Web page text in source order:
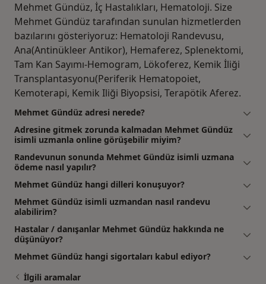
Mehmet Gündüz, İç Hastalıkları, Hematoloji. Size
Mehmet Gündüz tarafından sunulan hizmetlerden
bazılarını gösteriyoruz: Hematoloji Randevusu,
Ana(Antinükleer Antikor), Hemaferez, Splenektomi,
Tam Kan Sayımı-Hemogram, Lökoferez, Kemik İliği
Transplantasyonu(Periferik Hematopoiet,
Kemoterapi, Kemik Iliği Biyopsisi, Terapötik Aferez.
Mehmet Gündüz adresi nerede?
Adresine gitmek zorunda kalmadan Mehmet Gündüz
isimli uzmanla online görüşebilir miyim?
Randevunun sonunda Mehmet Gündüz isimli uzmana
ödeme nasıl yapılır?
Mehmet Gündüz hangi dilleri konuşuyor?
Mehmet Gündüz isimli uzmandan nasıl randevu
alabilirim?
Hastalar / danışanlar Mehmet Gündüz hakkında ne
düşünüyor?
Mehmet Gündüz hangi sigortaları kabul ediyor?
İlgili aramalar